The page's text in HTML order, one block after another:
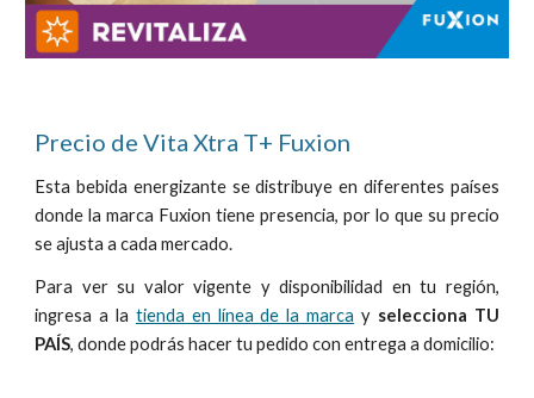
Precio de Vita Xtra T+ Fuxion
Esta bebida energizante se distribuye en diferentes países
donde la marca Fuxion tiene presencia, por lo que su precio
se ajusta a cada mercado.
Para ver su valor vigente y disponibilidad en tu región,
ingresa a la tienda en línea de la marca y selecciona TU
PAÍS, donde podrás hacer tu pedido con entrega a domicilio: